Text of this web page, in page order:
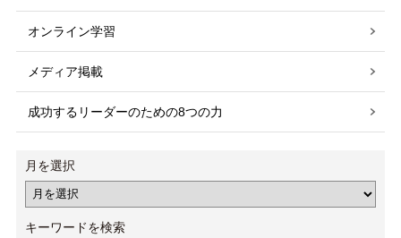
オンライン学習
メディア掲載
成功するリーダーのための8つの力
月を選択
キーワードを検索